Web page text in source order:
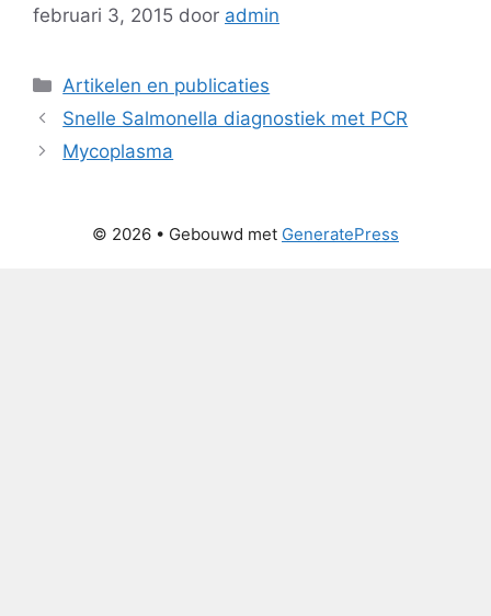
februari 3, 2015 door admin
Categorieën
Artikelen en publicaties
Snelle Salmonella diagnostiek met PCR
Mycoplasma
© 2026 • Gebouwd met GeneratePress